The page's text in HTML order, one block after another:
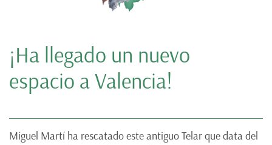
¡Ha llegado un nuevo
espacio a Valencia!
Miguel Martí ha rescatado este antiguo Telar que data del